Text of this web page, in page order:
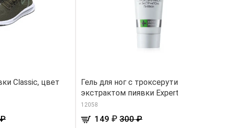
Classic, цвет
Гель для ног с троксерутином и
экстрактом пиявки Expert Pharma
12058
149 ₽ 300 ₽